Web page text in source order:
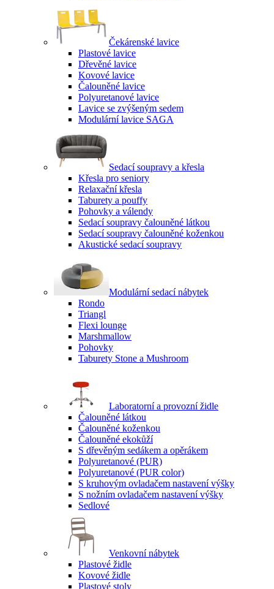
Čekárenské lavice
Plastové lavice
Dřevěné lavice
Kovové lavice
Čalouněné lavice
Polyuretanové lavice
Lavice se zvýšeným sedem
Modulární lavice SAGA
Sedací soupravy a křesla
Křesla pro seniory
Relaxační křesla
Taburety a pouffy
Pohovky a válendy
Sedací soupravy čalouněné látkou
Sedací soupravy čalouněné koženkou
Akustické sedací soupravy
Modulární sedací nábytek
Rondo
Triangl
Flexi lounge
Marshmallow
Pohovky
Taburety Stone a Mushroom
Laboratorní a provozní židle
Čalouněné látkou
Čalouněné koženkou
Čalouněné ekokůží
S dřevěným sedákem a opěrákem
Polyuretanové (PUR)
Polyuretanové (PUR color)
S kruhovým ovladačem nastavení výšky
S nožním ovladačem nastavení výšky
Sedlové
Venkovní nábytek
Plastové židle
Kovové židle
Plastové stoly